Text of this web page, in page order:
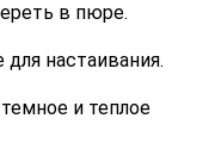
в пюре.
настаивания.
и теплое